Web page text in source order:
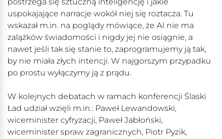
uspokajające narracje wokół niej się roztacza. Tu
wskazał m.in. na poglądy mówiące, że AI nie ma
zalążków świadomości i nigdy jej nie osiągnie, a
nawet jeśli tak się stanie to, zaprogramujemy ją tak,
by nie miała złych intencji. W najgorszym przypadku
po prostu wyłączymy ją z prądu.
W kolejnych debatach w ramach konferencji Ślaski
Ład udział wzięli m.in.: Paweł Lewandowski,
wiceminister cyfryzacji, Paweł Jabłoński,
wiceminister spraw zagranicznych, Piotr Pyzik,